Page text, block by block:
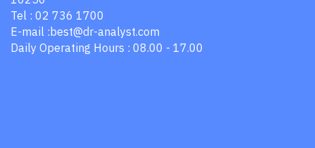
Tel : 02 736 1700
E-mail :best@dr-analyst.com
Daily Operating Hours : 08.00 - 17.00